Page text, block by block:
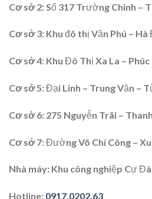
Cơ sở 2: Số 317 Trường Chinh –
Cơ sở 3: Khu đô thị Văn Phú –
Cơ sở 4: Khu Đô Thị Xa La –
Cơ sở 5:Đại Linh – Trung Văn –
Cơ sở 6: 275 Nguyễn Trãi –
Cơ sở 7: Đường Võ Chí Công –
Nhà máy: Khu công nghiệp Cự
Hotline: 0917.0202.63